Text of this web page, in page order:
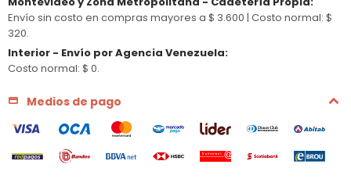
Envío sin costo en compras mayores a $ 3.600 | Costo normal: $
320.
Interior - Envío por Agencia Venezuela:
Costo normal: $ 0.
Medios de pago